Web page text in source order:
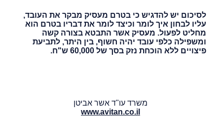
לסיכום יש להדגיש כי בטרם מעסיק מבקר את העובד,
עליו לבחון איך לומר וכיצד לומר את דבריו בטרם הוא
מחליט לפעול. מעסיק אשר התבטא בצורה קשה
ומשפילה כלפי עובד יהיה חשוף, בין היתר, לתביעת
פיצויים ללא הוכחת נזק בסך של 60,000 ש"ח.
משרד עו"ד אשר אביטן
www.avitan.co.il